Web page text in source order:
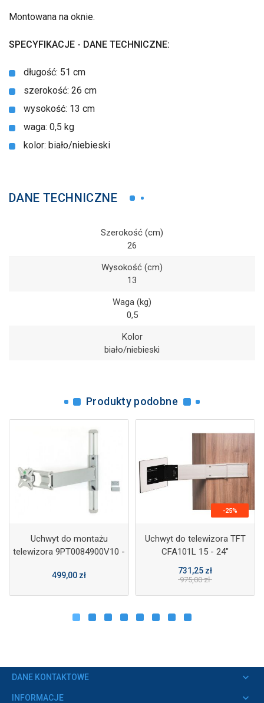
Montowana na oknie.
SPECYFIKACJE - DANE TECHNICZNE:
długość: 51 cm
szerokość: 26 cm
wysokość: 13 cm
waga: 0,5 kg
kolor: biało/niebieski
DANE TECHNICZNE
Szerokość (cm)
26
Wysokość (cm)
13
Waga (kg)
0,5
Kolor
biało/niebieski
Produkty podobne
Uchwyt do montażu
telewizora 9PT0084900V10 -
499,00 zł
-25%
Uchwyt do telewizora TFT
CFA101L 15 - 24"
lewa/prawa strona OUTLET
731,25 zł
975,00 zł
Brak
DANE KONTAKTOWE keyboard_arrow_down
INFORMACJE keyboard_arrow_down